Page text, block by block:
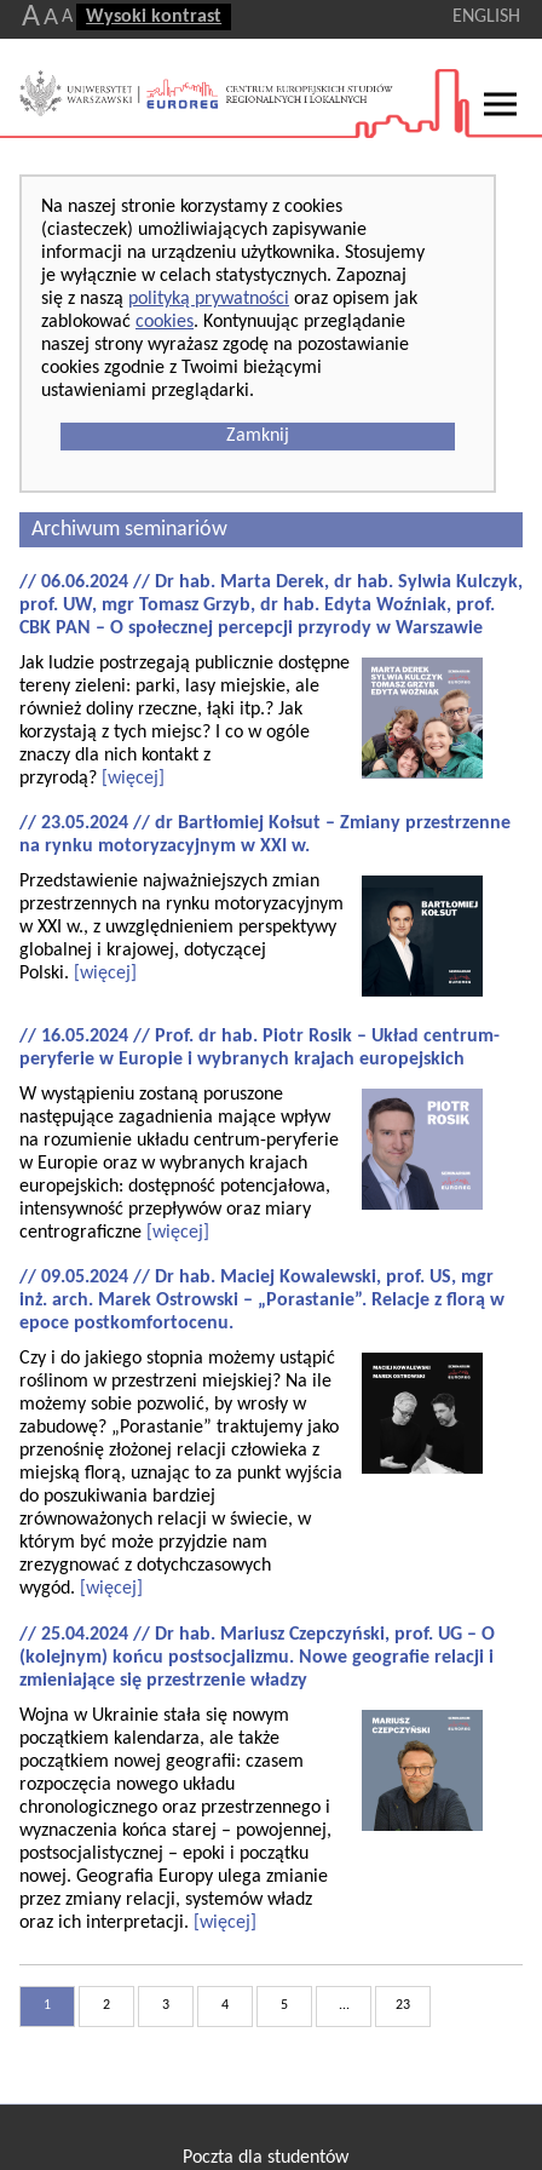
AA A Wysoki kontrast ENGLISH
Na naszej stronie korzystamy z cookies
(ciasteczek) umożliwiających zapisywanie
informacji na urządzeniu użytkownika. Stosujemy
je wyłącznie w celach statystycznych. Zapoznaj
się z naszą polityką prywatności oraz opisem jak
zablokować cookies. Kontynuując przeglądanie
naszej strony wyrażasz zgodę na pozostawianie
cookies zgodnie z Twoimi bieżącymi
ustawieniami przeglądarki.
Zamknij
Archiwum seminariów
// 06.06.2024 // Dr hab. Marta Derek, dr hab. Sylwia Kulczyk,
prof. UW, mgr Tomasz Grzyb, dr hab. Edyta Woźniak, prof.
CBK PAN – O społecznej percepcji przyrody w Warszawie
Jak ludzie postrzegają publicznie dostępne
tereny zieleni: parki, lasy miejskie, ale
również doliny rzeczne, łąki itp.? Jak
korzystają z tych miejsc? I co w ogóle
znaczy dla nich kontakt z
przyrodą? [więcej]
// 23.05.2024 // dr Bartłomiej Kołsut – Zmiany przestrzenne
na rynku motoryzacyjnym w XXI w.
Przedstawienie najważniejszych zmian
przestrzennych na rynku motoryzacyjnym
w XXI w., z uwzględnieniem perspektywy
globalnej i krajowej, dotyczącej
Polski.
[więcej]
// 16.05.2024 // Prof. dr hab. Piotr Rosik – Układ centrum-
peryferie w Europie i wybranych krajach europejskich
W wystąpieniu zostaną poruszone
następujące zagadnienia mające wpływ
na rozumienie układu centrum-peryferie
w Europie oraz w wybranych krajach
europejskich: dostępność potencjałowa,
intensywność przepływów oraz miary
centrograficzne [więcej]
// 09.05.2024 // Dr hab. Maciej Kowalewski, prof. US, mgr
inż. arch. Marek Ostrowski – „Porastanie”. Relacje z florą w
epoce postkomfortocenu.
Czy i do jakiego stopnia możemy ustąpić
roślinom w przestrzeni miejskiej? Na ile
możemy sobie pozwolić, by wrosły w
zabudowę? „Porastanie” traktujemy jako
przenośnię złożonej relacji człowieka z
miejską florą, uznając to za punkt wyjścia
do poszukiwania bardziej
zrównoważonych relacji w świecie, w
którym być może przyjdzie nam
zrezygnować z dotychczasowych
wygód.
[więcej]
// 25.04.2024 // Dr hab. Mariusz Czepczyński, prof. UG – O
(kolejnym) końcu postsocjalizmu. Nowe geografie relacji i
zmieniające się przestrzenie władzy
Wojna w Ukrainie stała się nowym
początkiem kalendarza, ale także
początkiem nowej geografii: czasem
rozpoczęcia nowego układu
chronologicznego oraz przestrzennego i
wyznaczenia końca starej – powojennej,
postsocjalistycznej – epoki i początku
nowej. Geografia Europy ulega zmianie
przez zmiany relacji, systemów władz
oraz ich interpretacji.
[więcej]
1 2 3 4 5 ... 23
Poczta dla studentów